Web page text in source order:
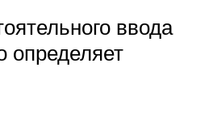
ввода
определяет